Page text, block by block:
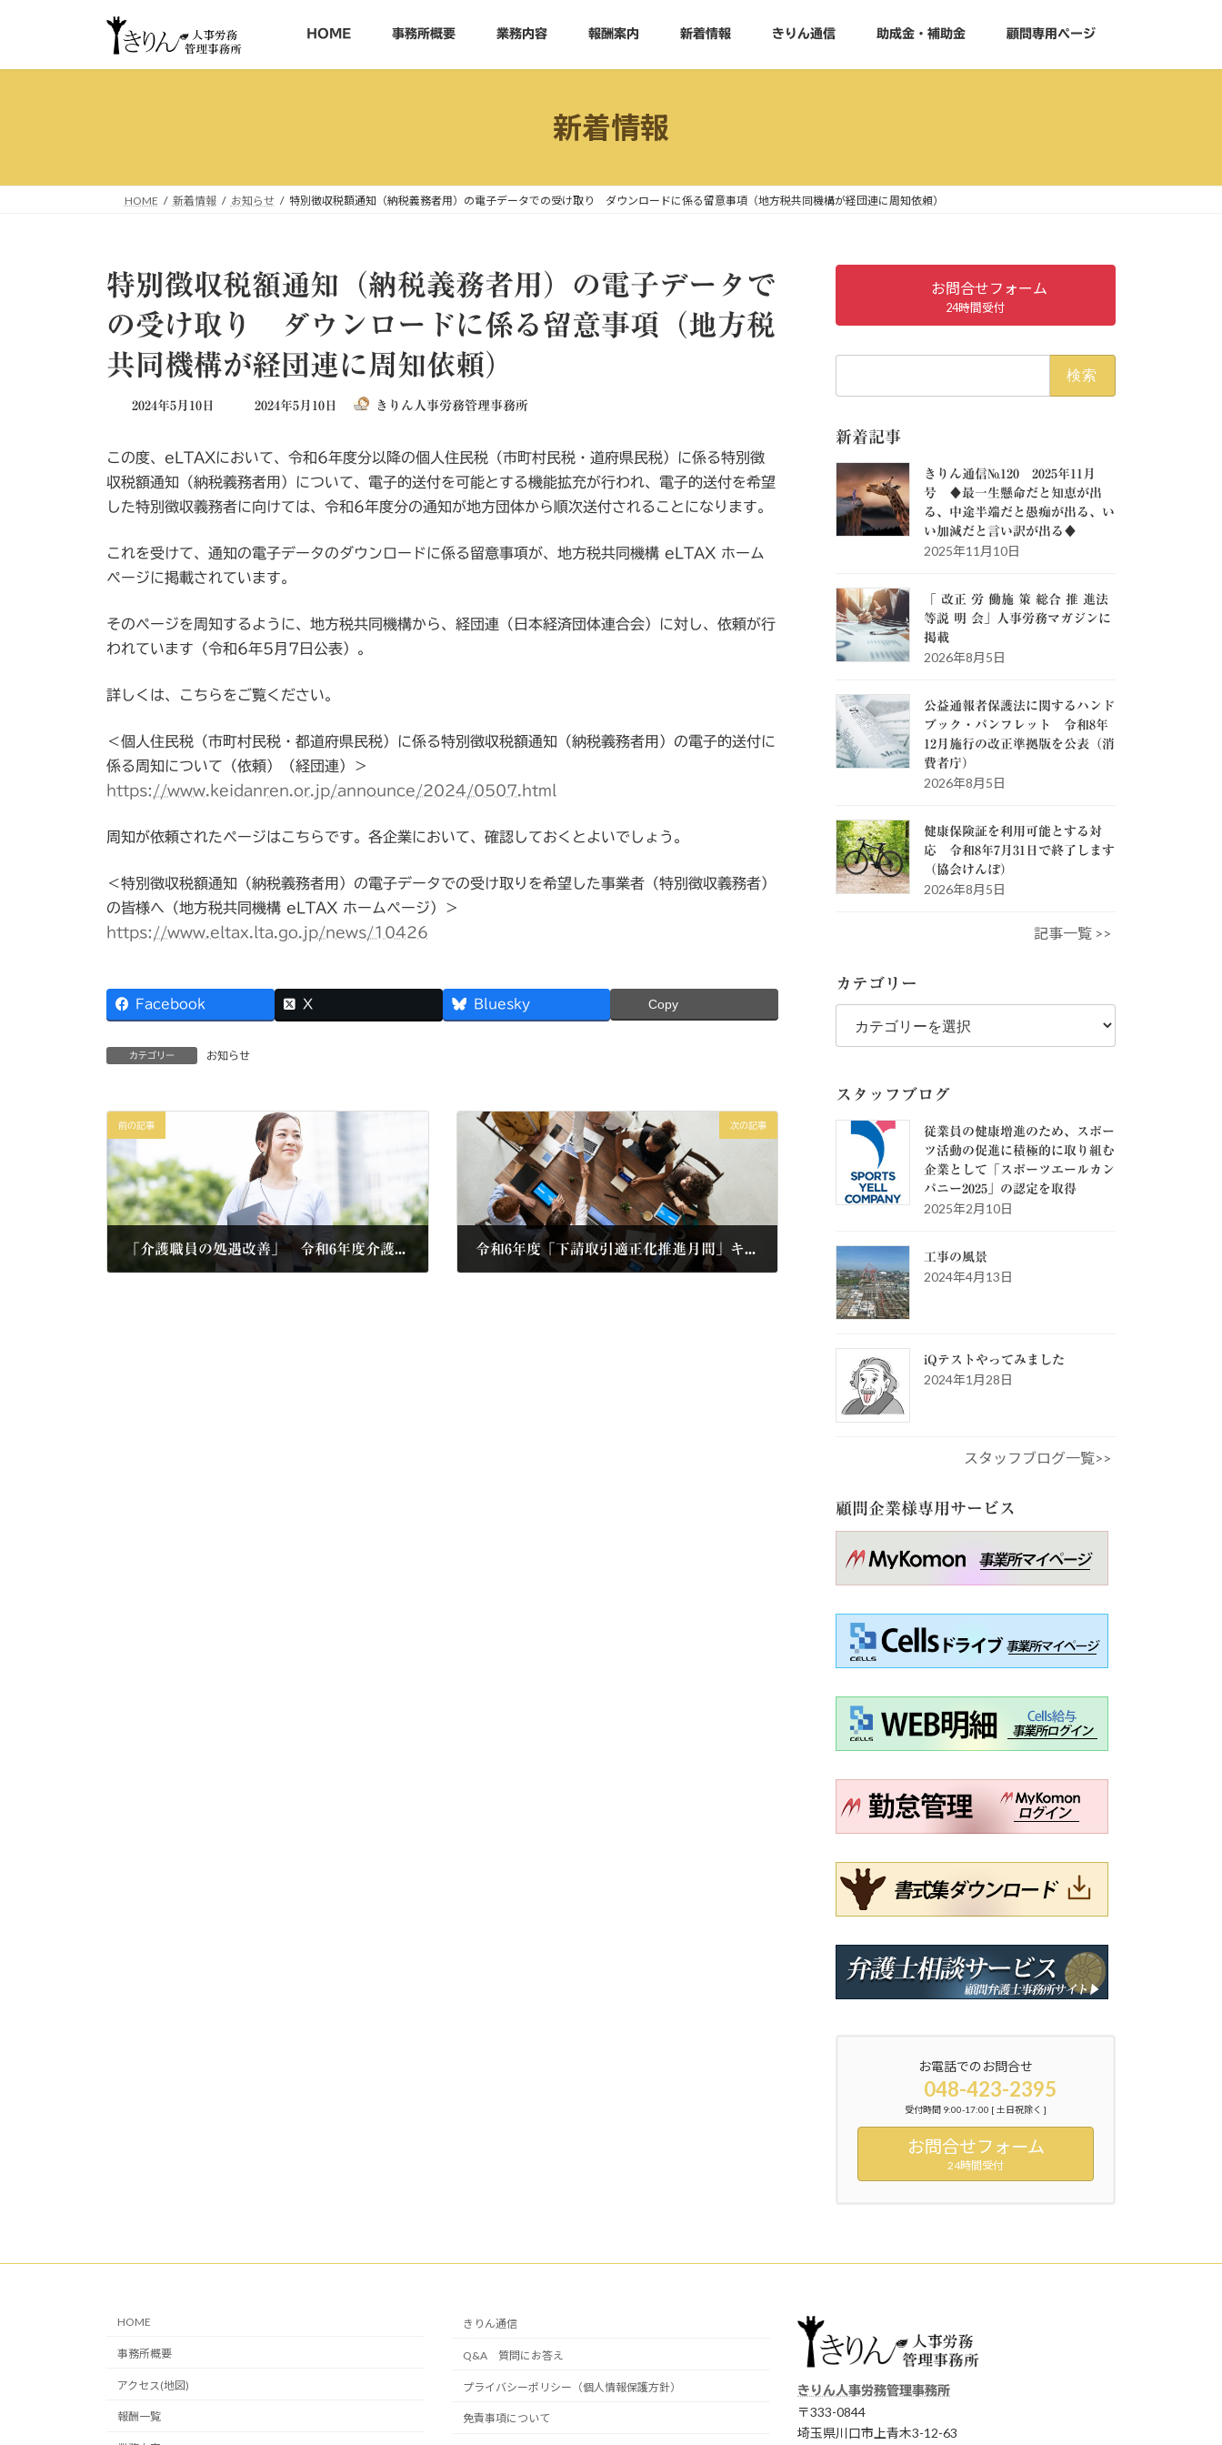
ッ
移
HOME 事務所概要 業務内容 報酬案内 新着情報 きりん通信 助成金・補助金 顧問専用ページ
新着情報
HOME 新着情報 お知らせ 特別徴収税額通知（納税義務者用）の電子データでの受け取り ダウンロードに係る留意事項（地方税共同機構が経団連に周知依頼）
特別徴収税額通知（納税義務者用）の電子データで
の受け取り ダウンロードに係る留意事項（地方税
共同機構が経団連に周知依頼）
2024年5月10日
最
新
日
:
2024年5月10日 きりん人事労務管理事務所
この度、eLTAXにおいて、令和6年度分以降の個人住民税（市町村民税・道府県民税）に係る特別徴
収税額通知（納税義務者用）について、電子的送付を可能とする機能拡充が行われ、電子的送付を希望
した特別徴収義務者に向けては、令和6年度分の通知が地方団体から順次送付されることになります。
これを受けて、通知の電子データのダウンロードに係る留意事項が、地方税共同機構 eLTAX ホーム
ページに掲載されています。
そのページを周知するように、地方税共同機構から、経団連（日本経済団体連合会）に対し、依頼が行
われています（令和6年5月7日公表）。
詳しくは、こちらをご覧ください。
＜個人住民税（市町村民税・都道府県民税）に係る特別徴収税額通知（納税義務者用）の電子的送付に
係る周知について（依頼）（経団連）＞
https://www.keidanren.or.jp/announce/2024/0507.html
周知が依頼されたページはこちらです。各企業において、確認しておくとよいでしょう。
＜特別徴収税額通知（納税義務者用）の電子データでの受け取りを希望した事業者（特別徴収義務者）
の皆様へ（地方税共同機構 eLTAX ホームページ）＞
https://www.eltax.lta.go.jp/news/10426
Facebook X Bluesky Copy
カテゴリー お知らせ
前の記事
「介護職員の処遇改善」 令和6年度介護報酬改定での見直しなどについて確認を（厚労省）
次の記事
令和6年度「下請取引適正化推進月間」キャンペーン標語の一般公募を開始
お問合せフォーム
24時間受付
新着記事
きりん通信№120 2025年11月
号 ♦最一生懸命だと知恵が出
る、中途半端だと愚痴が出る、い
い加減だと言い訳が出る♦
2025年11月10日
「 改正 労 働施 策 総合 推 進法
等説 明 会」人事労務マガジンに
掲載
2026年8月5日
公益通報者保護法に関するハンド
ブック・パンフレット 令和8年
12月施行の改正準拠版を公表（消
費者庁）
2026年8月5日
健康保険証を利用可能とする対
応 令和8年7月31日で終了します
（協会けんぽ）
2026年8月5日
記事一覧 >>
カテゴリー
カ
ゴ
ー
スタッフブログ
従業員の健康増進のため、スポー
ツ活動の促進に積極的に取り組む
企業として「スポーツエールカン
パニー2025」の認定を取得
2025年2月10日
工事の風景
2024年4月13日
iQテストやってみました
2024年1月28日
スタッフブログ一覧>>
顧問企業様専用サービス
お電話でのお問合せ
048-423-2395
受付時間 9:00-17:00 [ 土日祝除く ]
お問合せフォーム
24時間受付
HOME
事務所概要
アクセス(地図)
報酬一覧
きりん通信
Q&A 質問にお答え
プライバシーポリシー（個人情報保護方針）
免責事項について
きりん人事労務管理事務所
〒333-0844
埼玉県川口市上青木3-12-63